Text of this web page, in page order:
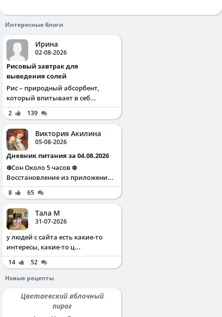
Интересные блоги
Ирина
02-08-2026
Рисовый завтрак для
выведения солей
Рис – природный абсорбент,
который впитывает в себ...
2 139
Виктория Акилина
05-08-2026
Дневник питания за 04.08.2026
❄️Сон Около 5 часов ❄️
Восстановление из приложени...
8 65
Тала М
31-07-2026
у людей с сайта есть какие-то
интересы, какие-то ц...
14
52
Новые рецепты
Цветаевский яблочный
пирог